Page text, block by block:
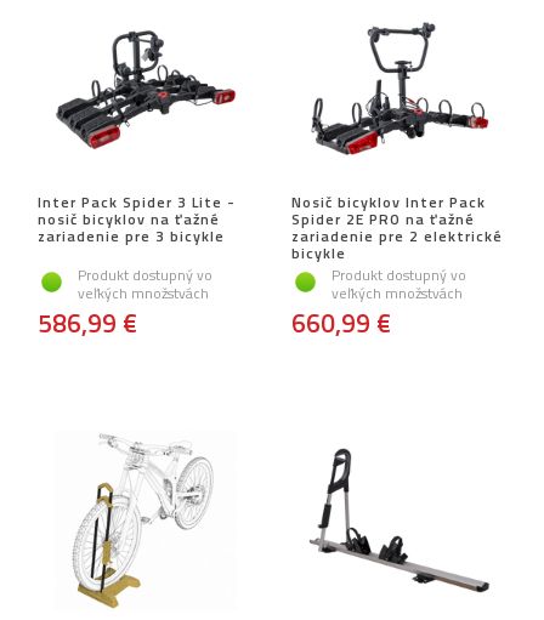
Inter Pack Spider 3 Lite -
nosič bicyklov na ťažné
zariadenie pre 3 bicykle
Produkt dostupný vo
veľkých množstvách
586,99 €
Nosič bicyklov Inter Pack
Spider 2E PRO na ťažné
zariadenie pre 2 elektrické
bicykle
Produkt dostupný vo
veľkých množstvách
660,99 €